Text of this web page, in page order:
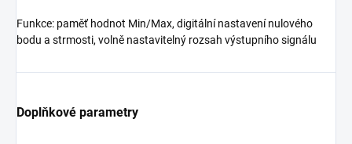
Funkce: paměť hodnot Min/Max, digitální nastavení nulového
bodu a strmosti, volně nastavitelný rozsah výstupního signálu
Doplňkové parametry